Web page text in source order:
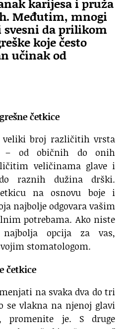
karijesa i pruža
Međutim, mnogi
svesni da prilikom
koje često
učinak od
četkice
broj različitih vrsta
– od običnih do onih
veličinama glave i
raznih dužina drški.
na osnovu boje i
najbolje odgovara vašim
potrebama. Ako niste
opcija za vas,
stomatologom.
četkice
na svaka dva do tri
se vlakna na njenoj glavi
promenite je. S druge